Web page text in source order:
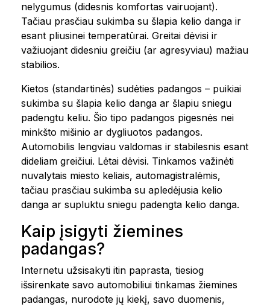
nelygumus (didesnis komfortas vairuojant).
Tačiau prasčiau sukimba su šlapia kelio danga ir
esant pliusinei temperatūrai. Greitai dėvisi ir
važiuojant didesniu greičiu (ar agresyviau) mažiau
stabilios.
Kietos (standartinės) sudėties padangos – puikiai
sukimba su šlapia kelio danga ar šlapiu sniegu
padengtu keliu. Šio tipo padangos pigesnės nei
minkšto mišinio ar dygliuotos padangos.
Automobilis lengviau valdomas ir stabilesnis esant
dideliam greičiui. Lėtai dėvisi. Tinkamos važinėti
nuvalytais miesto keliais, automagistralėmis,
tačiau prasčiau sukimba su apledėjusia kelio
danga ar supluktu sniegu padengta kelio danga.
Kaip įsigyti žiemines
padangas?
Internetu užsisakyti itin paprasta, tiesiog
išsirenkate savo automobiliui tinkamas žiemines
padangas, nurodote jų kiekį, savo duomenis,